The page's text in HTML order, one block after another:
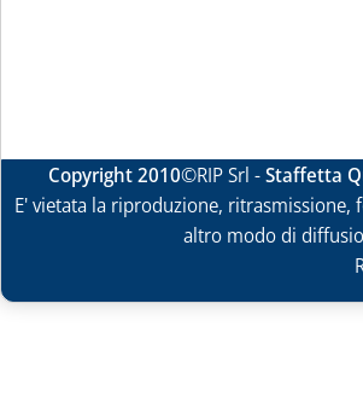
Copyright 2010©RIP Srl -Staffetta
E' vietata la riproduzione,
altro modo di